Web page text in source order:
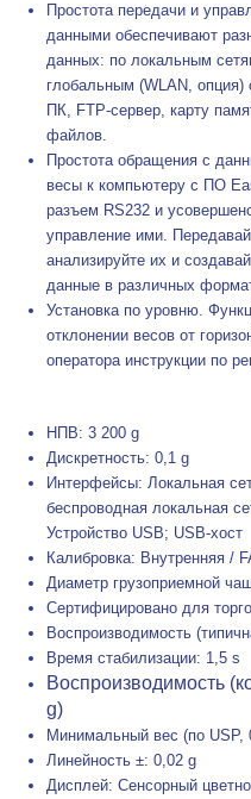
Простота передачи и
данными обеспечивают
данных: по локальным
глобальным (WLAN,
ПК, FTP-сервер, карту
файлов.
Простота обращения с
весы к компьютеру с ПО
разъем RS232 и
управление ими.
анализируйте их и
данные в различных
Установка по уровню.
отклонении весов от
оператора инструкции по
НПВ: 3 200 g
Дискретность: 0,1 g
Интерфейсы: Локальная
беспроводная локальная
Устройство USB; USB-хост
Калибровка: Внутренняя /
Диаметр грузоприемной
Сертифицировано для
Воспроизводимость
Время стабилизации: 1,5 s
Воспроизводимость
g)
Минимальный вес (по USP,
Линейность ±: 0,02 g
Дисплей: Сенсорный